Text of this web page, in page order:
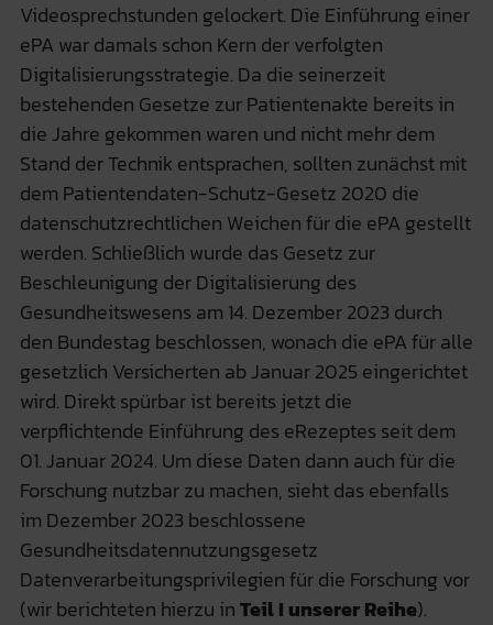
Videosprechstunden gelockert. Die Einführung einer
ePA war damals schon Kern der verfolgten
Digitalisierungsstrategie. Da die seinerzeit
bestehenden Gesetze zur Patientenakte bereits in
die Jahre gekommen waren und nicht mehr dem
Stand der Technik entsprachen, sollten zunächst mit
dem Patientendaten-Schutz-Gesetz 2020 die
datenschutzrechtlichen Weichen für die ePA gestellt
werden. Schließlich wurde das Gesetz zur
Beschleunigung der Digitalisierung des
Gesundheitswesens am 14. Dezember 2023 durch
den Bundestag beschlossen, wonach die ePA für alle
gesetzlich Versicherten ab Januar 2025 eingerichtet
wird. Direkt spürbar ist bereits jetzt die
verpflichtende Einführung des eRezeptes seit dem
01. Januar 2024. Um diese Daten dann auch für die
Forschung nutzbar zu machen, sieht das ebenfalls
im Dezember 2023 beschlossene
Gesundheitsdatennutzungsgesetz
Datenverarbeitungsprivilegien für die Forschung vor
(wir berichteten hierzu inTeil I unserer Reihe).